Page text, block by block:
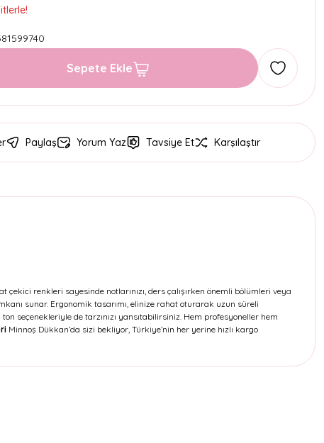
Sepete Ekle
Paylaş Yorum Yaz Tavsiye Et Karşılaştır
renkleri sayesinde notlarınızı, ders çalışırken önemli bölümleri veya
sunar. Ergonomik tasarımı, elinize rahat oturarak uzun süreli
seçenekleriyle de tarzınızı yansıtabilirsiniz. Hem profesyoneller hem
Minnoş Dükkan’da sizi bekliyor, Türkiye’nin her yerine hızlı kargo